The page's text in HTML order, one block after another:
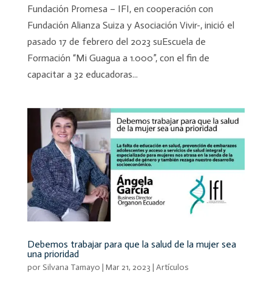
Fundación Promesa – IFI, en cooperación con
Fundación Alianza Suiza y Asociación Vivir-, inició el
pasado 17 de febrero del 2023 suEscuela de
Formación “Mi Guagua a 1.000”, con el fin de
capacitar a 32 educadoras...
Debemos trabajar para que la salud de la mujer sea
una prioridad
por Silvana Tamayo | Mar 21, 2023 | Artículos